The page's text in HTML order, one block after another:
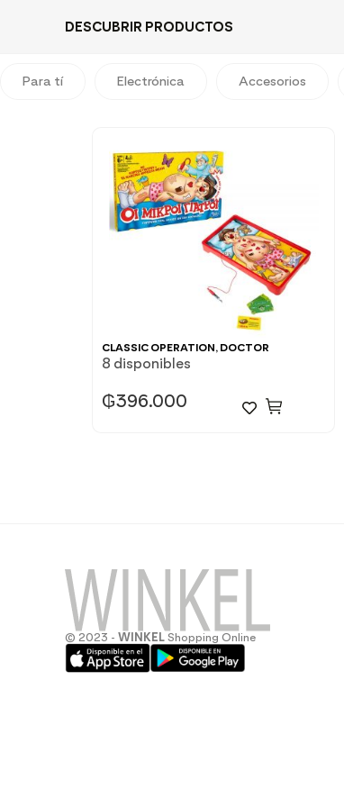
DESCUBRIR PRODUCTOS
Para tí Electrónica Accesorios
CLASSIC OPERATION, DOCTOR
8 disponibles
₲396.000
© 2023 - WINKEL Shopping Online